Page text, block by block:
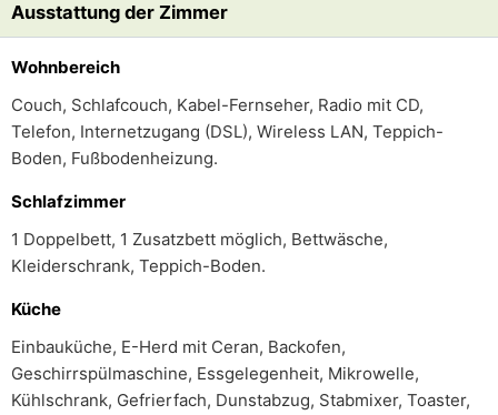
Ausstattung der Zimmer
Wohnbereich
Couch, Schlafcouch, Kabel-Fernseher, Radio mit CD,
Telefon, Internetzugang (DSL), Wireless LAN, Teppich-
Boden, Fußbodenheizung.
Schlafzimmer
1 Doppelbett, 1 Zusatzbett möglich, Bettwäsche,
Kleiderschrank, Teppich-Boden.
Küche
Einbauküche, E-Herd mit Ceran, Backofen,
Geschirrspülmaschine, Essgelegenheit, Mikrowelle,
Kühlschrank, Gefrierfach, Dunstabzug, Stabmixer, Toaster,